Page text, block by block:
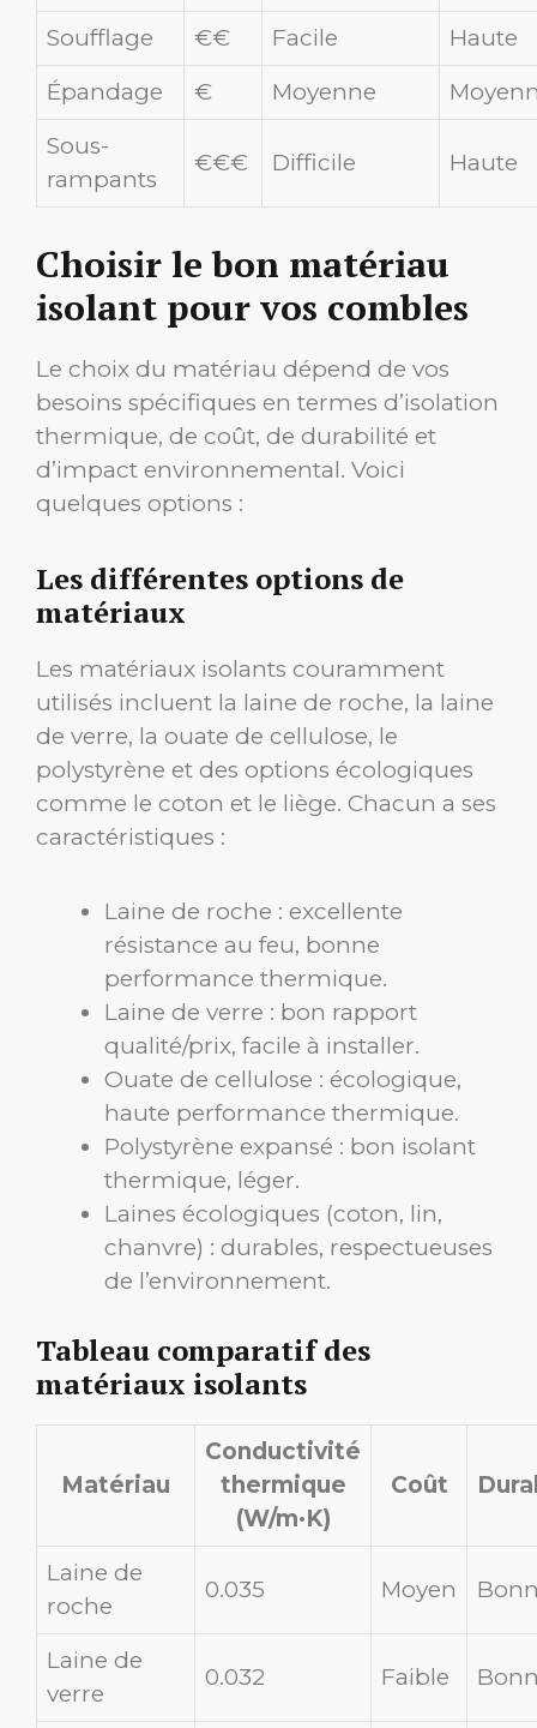
Soufflage €€ Facile
Haute
Épandage
€ Moyenne
Sous-
rampants
€€€ Difficile Haute
Choisir le bon matériau
isolant pour vos combles
Le choix du matériau dépend de vos
besoins spécifiques en termes d’isolation
thermique, de coût, de durabilité et
d’impact environnemental. Voici
quelques options :
Les différentes options de
matériaux
Les matériaux isolants couramment
utilisés incluent la laine de roche, la laine
de verre, la ouate de cellulose, le
polystyrène et des options écologiques
comme le coton et le liège. Chacun a ses
caractéristiques :
Laine de roche : excellente
résistance au feu, bonne
performance thermique.
Laine de verre : bon rapport
qualité/prix, facile à installer.
Ouate de cellulose : écologique,
haute performance thermique.
Polystyrène expansé : bon isolant
thermique, léger.
Laines écologiques (coton, lin,
chanvre) : durables, respectueuses
de l’environnement.
Tableau comparatif des
matériaux isolants
Matériau
Conductivité
thermique
(W/m·K)
Coût
Laine de
roche
0.035 Moyen
Laine de
verre
0.032 Faible